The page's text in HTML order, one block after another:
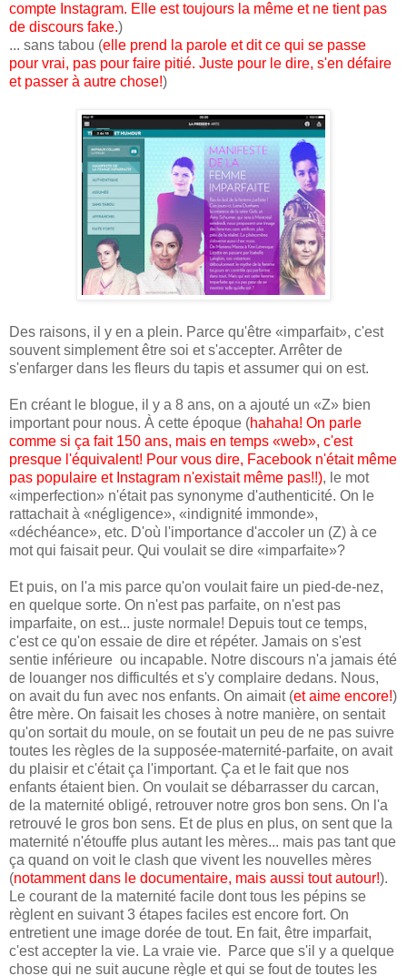
compte Instagram. Elle est toujours la même et ne tient pas
de discours fake.)
... sans tabou (elle prend la parole et dit ce qui se passe
pour vrai, pas pour faire pitié. Juste pour le dire, s'en défaire
et passer à autre chose!)
Des raisons, il y en a plein. Parce qu'être «imparfait», c'est
souvent simplement être soi et s'accepter. Arrêter de
s'enfarger dans les fleurs du tapis et assumer qui on est.
En créant le blogue, il y a 8 ans, on a ajouté un «Z» bien
important pour nous. À cette époque (hahaha! On parle
comme si ça fait 150 ans, mais en temps «web», c'est
presque l'équivalent! Pour vous dire, Facebook n'était même
pas populaire et Instagram n'existait même pas!!), le mot
«imperfection» n'était pas synonyme d'authenticité. On le
rattachait à «négligence», «indignité immonde»,
«déchéance», etc. D'où l'importance d'accoler un (Z) à ce
mot qui faisait peur. Qui voulait se dire «imparfaite»?
Et puis, on l'a mis parce qu'on voulait faire un pied-de-nez,
en quelque sorte. On n'est pas parfaite, on n'est pas
imparfaite, on est... juste normale! Depuis tout ce temps,
c'est ce qu'on essaie de dire et répéter. Jamais on s'est
sentie inférieure ou incapable. Notre discours n'a jamais été
de louanger nos difficultés et s'y complaire dedans. Nous,
on avait du fun avec nos enfants. On aimait (et aime encore!)
être mère. On faisait les choses à notre manière, on sentait
qu'on sortait du moule, on se foutait un peu de ne pas suivre
toutes les règles de la supposée-maternité-parfaite, on avait
du plaisir et c'était ça l'important. Ça et le fait que nos
enfants étaient bien. On voulait se débarrasser du carcan,
de la maternité obligé, retrouver notre gros bon sens. On l'a
retrouvé le gros bon sens. Et de plus en plus, on sent que la
maternité n'étouffe plus autant les mères... mais pas tant que
ça quand on voit le clash que vivent les nouvelles mères
(notamment dans le documentaire, mais aussi tout autour!).
Le courant de la maternité facile dont tous les pépins se
règlent en suivant 3 étapes faciles est encore fort. On
entretient une image dorée de tout. En fait, être imparfait,
c'est accepter la vie. La vraie vie. Parce que s'il y a quelque
chose qui ne suit aucune règle et qui se fout de toutes les